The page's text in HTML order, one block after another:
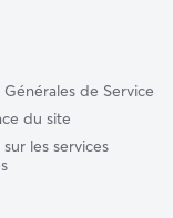
de Service
du site
les services